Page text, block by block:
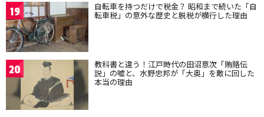
19 自転車を持つだけで税金？ 昭和まで続いた「自
転車税」の意外な歴史と脱税が横行した理由
20 教科書と違う！江戸時代の田沼意次「賄賂伝
説」の嘘と、水野忠邦が「大奥」を敵に回した
本当の理由